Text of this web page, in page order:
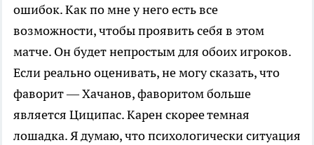
ошибок. Как по мне у него есть все
возможности, чтобы проявить себя в этом
матче. Он будет непростым для обоих игроков.
Если реально оценивать, не могу сказать, что
фаворит — Хачанов, фаворитом больше
является Циципас. Карен скорее темная
лошадка. Я думаю, что психологически ситуация